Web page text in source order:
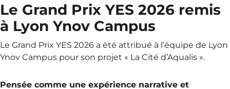
Le Grand Prix YES 2026 remis
à Lyon Ynov Campus
Le Grand Prix YES 2026 a été attribué à l’équipe de Lyon
Ynov Campus pour son projet « La Cité d’Aqualis ».
Pensée comme une expérience narrative et